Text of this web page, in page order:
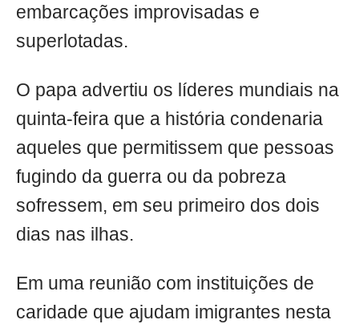
embarcações improvisadas e
superlotadas.
O papa advertiu os líderes mundiais na
quinta-feira que a história condenaria
aqueles que permitissem que pessoas
fugindo da guerra ou da pobreza
sofressem, em seu primeiro dos dois
dias nas ilhas.
Em uma reunião com instituições de
caridade que ajudam imigrantes nesta